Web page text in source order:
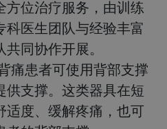
方位治疗服务，由训练
科医生团队与经验丰富
同协作开展。
痛患者可使用背部支撑
供支撑。这类器具在短
度、缓解疼痛，也可